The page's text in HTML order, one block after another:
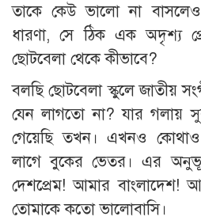
তাকে কেউ ভালো না
ধারণা, সে ঠিক এক অদৃশ্য
ছোটবেলা থেকে কীভাবে?
বলছি ছোটবেলা স্কুলে জাতীয়
যেন লাগতো না? যার গলায়
গেয়েছি তখন। এখনও
লাগে বুকের ভেতর। এর
দেশপ্রেম! আমার বাংলাদেশ!
তোমাকে কতো ভালোবাসি।